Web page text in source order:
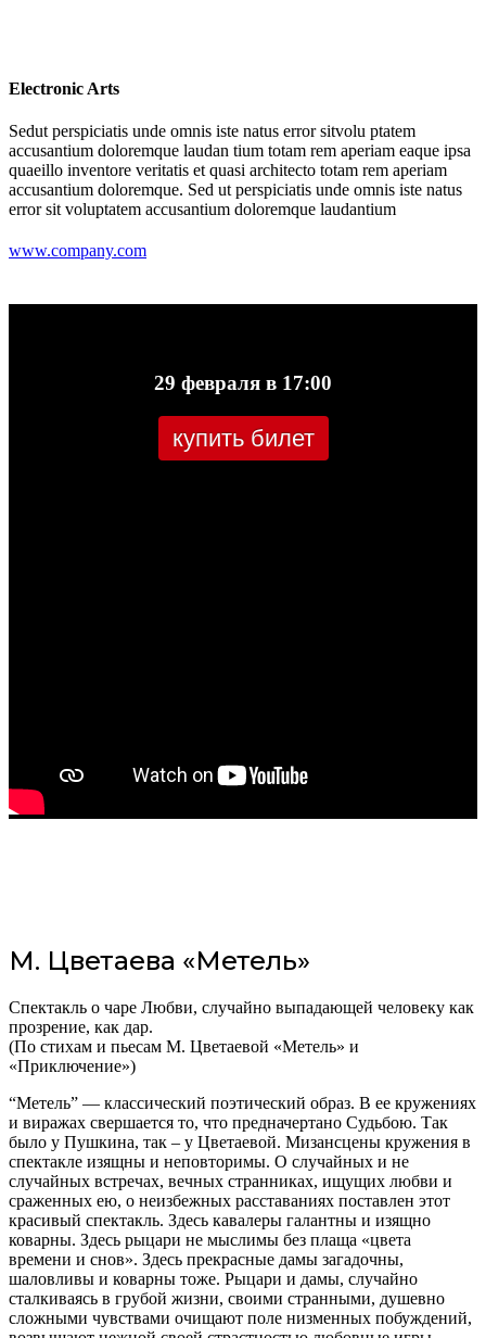
Electronic Arts
Sedut perspiciatis unde omnis iste natus error sitvolu ptatem
accusantium doloremque laudan tium totam rem aperiam eaque ipsa
quaeillo inventore veritatis et quasi architecto totam rem aperiam
accusantium doloremque. Sed ut perspiciatis unde omnis iste natus
error sit voluptatem accusantium doloremque laudantium
www.company.com
29 февраля в 17:00
купить билет
М. Цветаева «Метель»
Спектакль о чаре Любви, случайно выпадающей человеку как
прозрение, как дар.
(По стихам и пьесам М. Цветаевой «Метель» и
«Приключение»)
“Метель” — классический поэтический образ. В ее кружениях
и виражах свершается то, что предначертано Судьбою. Так
было у Пушкина, так – у Цветаевой. Мизансцены кружения в
спектакле изящны и неповторимы. О случайных и не
случайных встречах, вечных странниках, ищущих любви и
сраженных ею, о неизбежных расставаниях поставлен этот
красивый спектакль. Здесь кавалеры галантны и изящно
коварны. Здесь рыцари не мыслимы без плаща «цвета
времени и снов». Здесь прекрасные дамы загадочны,
шаловливы и коварны тоже. Рыцари и дамы, случайно
сталкиваясь в грубой жизни, своими странными, душевно
сложными чувствами очищают поле низменных побуждений,